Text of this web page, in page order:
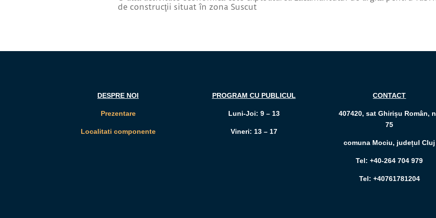
de construcţii situat în zona Suscut
DESPRE NOI
Prezentare
Localitati componente
PROGRAM CU PUBLICUL
Luni-Joi: 9 – 13
Vineri: 13 – 17
CONTACT
407420, sat Ghirișu Român,
75
comuna Mociu, județul Cluj
Tel: +40-264 704 979
Tel: +40761781204